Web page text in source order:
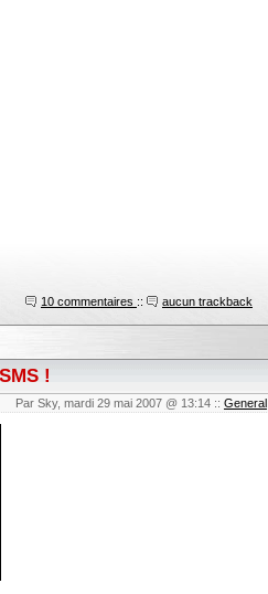
10 commentaires :: aucun trackback
!
Par Sky, mardi 29 mai 2007 @ 13:14 :: General